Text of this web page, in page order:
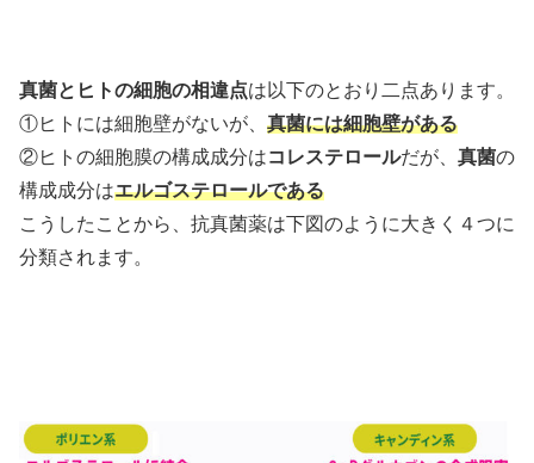
真菌とヒトの細胞の相違点は以下のとおり二点あります。
①ヒトには細胞壁がないが、 真菌には細胞壁がある
②ヒトの細胞膜の構成成分はコレステロールだが、 真菌の
構成成分はエルゴステロールである
こうしたことから、抗真菌薬は下図のように大きく４つに
分類されます。